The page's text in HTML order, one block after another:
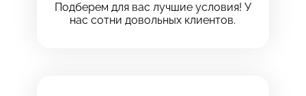
Подберем для вас лучшие условия! У
нас сотни довольных клиентов.